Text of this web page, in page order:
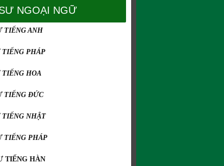
NGOẠI NGỮ
TIẾNG ANH
TIẾNG PHÁP
TIẾNG HOA
TIẾNG ĐỨC
TIẾNG NHẬT
TIẾNG PHÁP
TIẾNG HÀN